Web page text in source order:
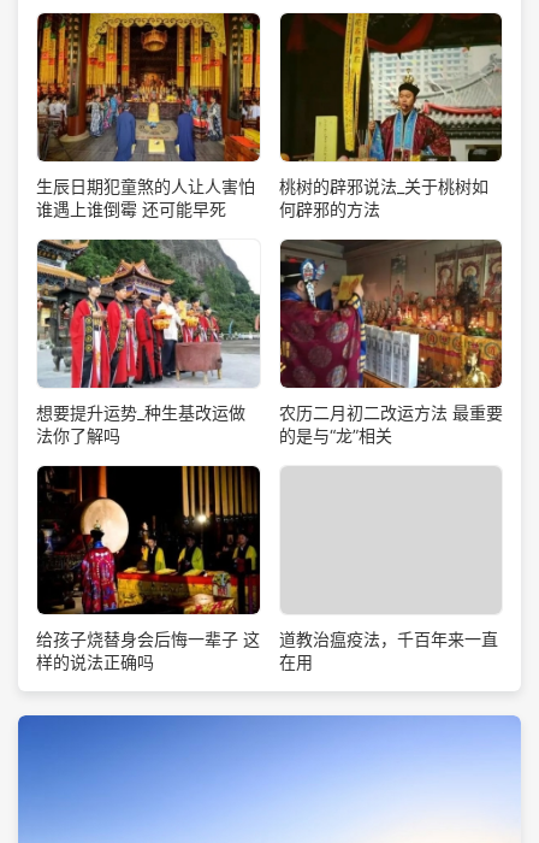
生辰日期犯童煞的人让人害怕
谁遇上谁倒霉 还可能早死
桃树的辟邪说法_关于桃树如
何辟邪的方法
想要提升运势_种生基改运做
法你了解吗
农历二月初二改运方法 最重要
的是与“龙”相关
给孩子烧替身会后悔一辈子 这
样的说法正确吗
道教治瘟疫法，千百年来一直
在用